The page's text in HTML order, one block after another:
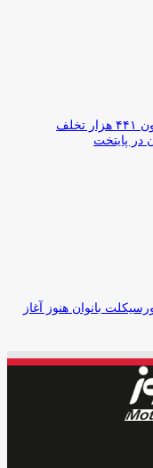
فاجعه موتورسواری در ایران: اعمال قانون ۴۴۱ هزار تخلف
بانوان هنوز آغاز